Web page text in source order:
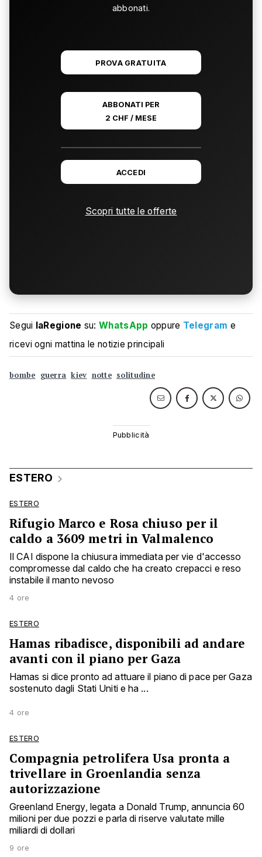
abbonati.
PROVA GRATUITA
ABBONATI PER
2 CHF / MESE
ACCEDI
Scopri tutte le offerte
Segui laRegione su:WhatsApp oppure Telegram e
ricevi ogni mattina le notizie principali
bombe guerra kiev notte solitudine
ESTERO
ESTERO
Rifugio Marco e Rosa chiuso per il
caldo a 3609 metri in Valmalenco
Il CAI dispone la chiusura immediata per vie d'accesso
compromesse dal caldo che ha creato crepacci e reso
instabile il manto nevoso
4 ore
ESTERO
Hamas ribadisce, disponibili ad andare
avanti con il piano per Gaza
Hamas si dice pronto ad attuare il piano di pace per Gaza
sostenuto dagli Stati Uniti e ha ...
4 ore
ESTERO
Compagnia petrolifera Usa pronta a
trivellare in Groenlandia senza
autorizzazione
Greenland Energy, legata a Donald Trump, annuncia 60
milioni per due pozzi e parla di riserve valutate mille
miliardi di dollari
9 ore